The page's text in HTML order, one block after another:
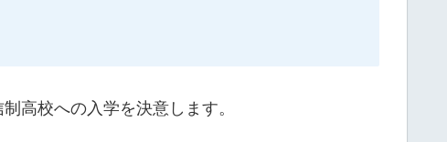
高校への入学を決意します。